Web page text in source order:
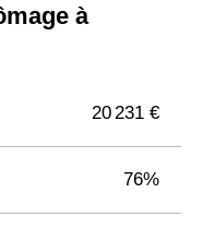
à
20 231 €
76%